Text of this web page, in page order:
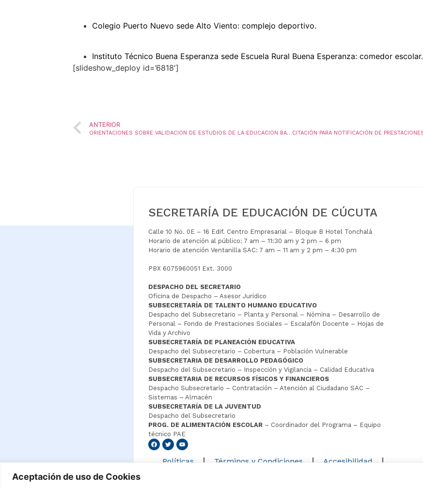
Aceptación de uso de Cookies
Colegio Puerto Nuevo sede Alto Viento: complejo deportivo.
Instituto Técnico Buena Esperanza sede Escuela Rural Buena Esperanza: comedor escolar.
[slideshow_deploy id=’6818′]
ANTERIOR
ORIENTACIONES SOBRE VALIDACION DE ESTUDIOS DE LA EDUCACION BASICA Y MEDIA ACADÉMICA DE ESTUDIANTES VENEZOLANOS Y EXPEDICIÓN DE CERTIFICADOS.
SECRETARÍA DE EDUCACIÓN DE CÚCUTA
Calle 10 No. 0E – 16 Edif. Centro Empresarial – Bloque B Hotel Tonchalá
Horario de atención al público: 7 am – 11:30 am y 2 pm – 6 pm
Horario de atención Ventanilla SAC: 7 am – 11 am y 2 pm – 4:30 pm
PBX 6075960051 Ext. 3000
DESPACHO DEL SECRETARIO
Oficina de Despacho – Asesor Jurídico
SUBSECRETARÍA DE TALENTO HUMANO EDUCATIVO
Despacho del Subsecretario – Planta y Personal – Nómina – Desarrollo de
Personal – Fondo de Prestaciones Sociales – Escalafón Docente – Hojas de
Vida y Archivo
SUBSECRETARÍA DE PLANEACIÓN EDUCATIVA
Despacho del Subsecretario – Cobertura – Población Vulnerable
SUBSECRETARIA DE DESARROLLO PEDAGÓGICO
Despacho del Subsecretario – Inspección y Vigilancia – Calidad Educativa
SUBSECRETARIA DE RECURSOS FÍSICOS Y FINANCIEROS
Despacho Subsecretario – Contratación – Atención al Ciudadano SAC –
Sistemas – Almacén
SUBSECRETARÍA DE LA JUVENTUD
Despacho del Subsecretario
PROG. DE ALIMENTACIÓN ESCOLAR– Coordinador del Programa – Equipo
técnico PAE
Políticas Términos y Condiciones Accesibilidad